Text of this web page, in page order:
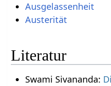
Ausgelassenheit
Austerität
Literatur
Swami Sivananda: